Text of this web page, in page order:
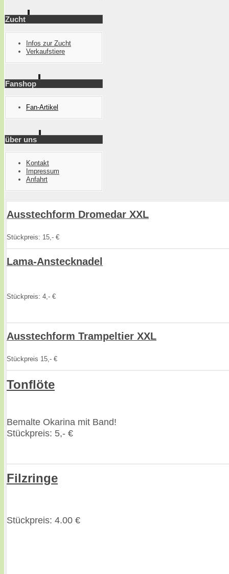
Zucht
Infos zur Zucht
Verkaufstiere
Fanshop
Fan-Artikel
über uns
Kontakt
Impressum
Anfahrt
Ausstechform Dromedar XXL
Stückpreis: 15,- €
Lama-Anstecknadel
Stückpreis: 4,- €
Ausstechform Trampeltier XXL
Stückpreis 15,- €
Tonflöte
Bemalte Okarina mit Band!
Stückpreis: 5,- €
Filzringe
Stückpreis: 4.00 €